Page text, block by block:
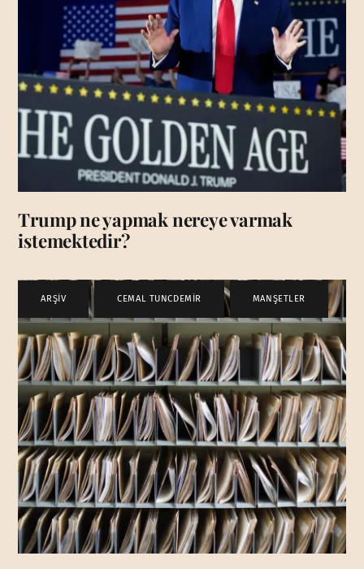
Trump ne yapmak nereye varmak
istemektedir?
ARŞİV CEMAL TUNCDEMİR , MANŞETLER